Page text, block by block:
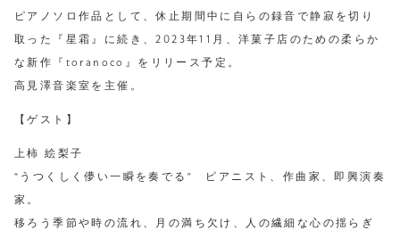
ピアノソロ作品として、休止期間中に自らの録音で静寂を切り
取った『星霜』に続き、2023年11月、洋菓子店のための柔らか
な新作『toranoco』をリリース予定。
高見澤音楽室を主催。
【ゲスト】
上柿 絵梨子
“うつくしく儚い一瞬を奏でる” ピアニスト、作曲家、即興演奏
家。
移ろう季節や時の流れ、月の満ち欠け、人の繊細な心の揺らぎ